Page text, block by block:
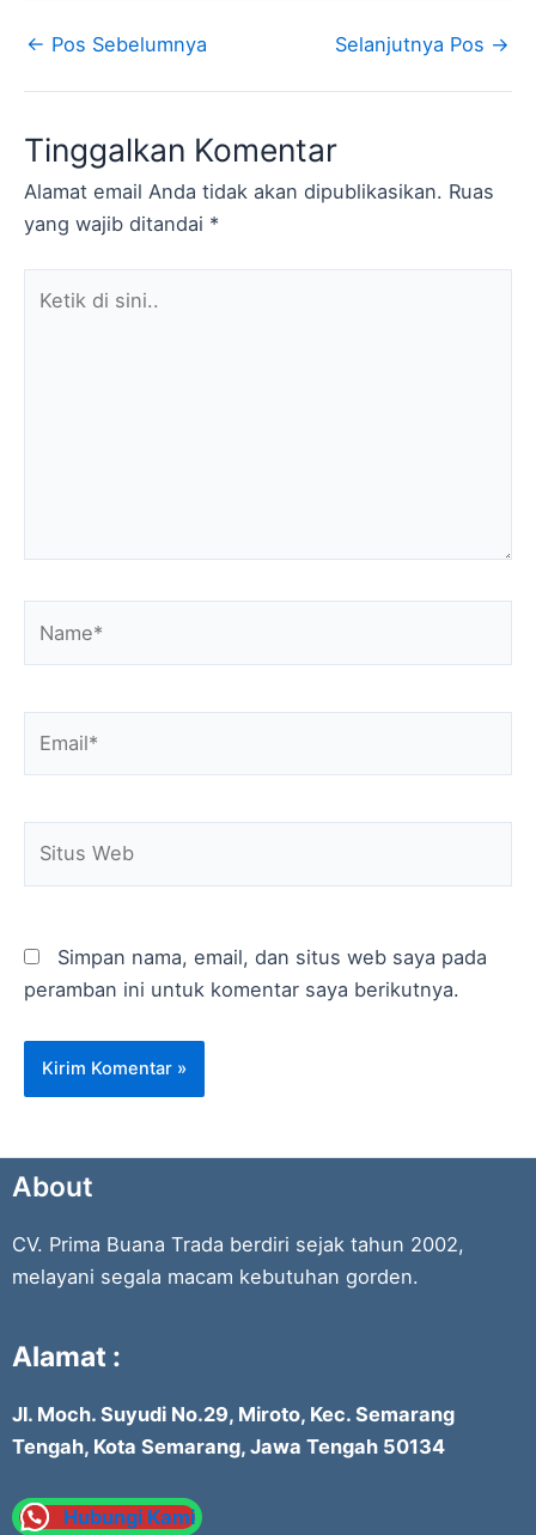
← Pos Sebelumnya Selanjutnya Pos →
Tinggalkan Komentar
Alamat email Anda tidak akan dipublikasikan. Ruas
yang wajib ditandai *
Web
Simpan nama, email, dan situs web saya pada
peramban ini untuk komentar saya berikutnya.
About
CV. Prima Buana Trada berdiri sejak tahun 2002,
melayani segala macam kebutuhan gorden.
Alamat :
Jl. Moch. Suyudi No.29, Miroto, Kec. Semarang
Tengah, Kota Semarang, Jawa Tengah 50134
Hubungi Kami